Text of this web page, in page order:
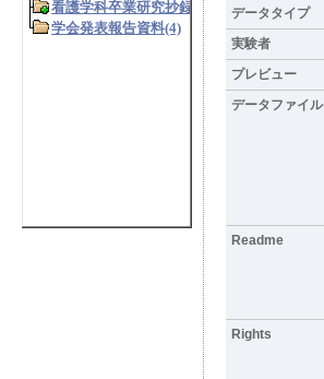
データタイプ
実験者
プレビュー
データファイル
Readme
Rights